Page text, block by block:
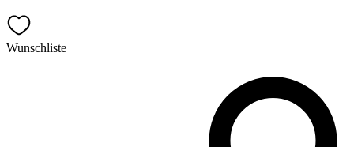
Wunschliste